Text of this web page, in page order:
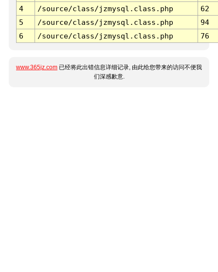
4
/source/class/jzmysql.class.php
62
5
/source/class/jzmysql.class.php
94
6
/source/class/jzmysql.class.php 76
www.365jz.com 已经将此出错信息详细记录, 由此给您带来的访问不便我
们深感歉意.